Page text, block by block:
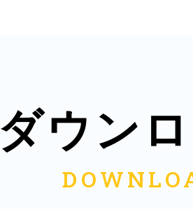
ダウン
厚木